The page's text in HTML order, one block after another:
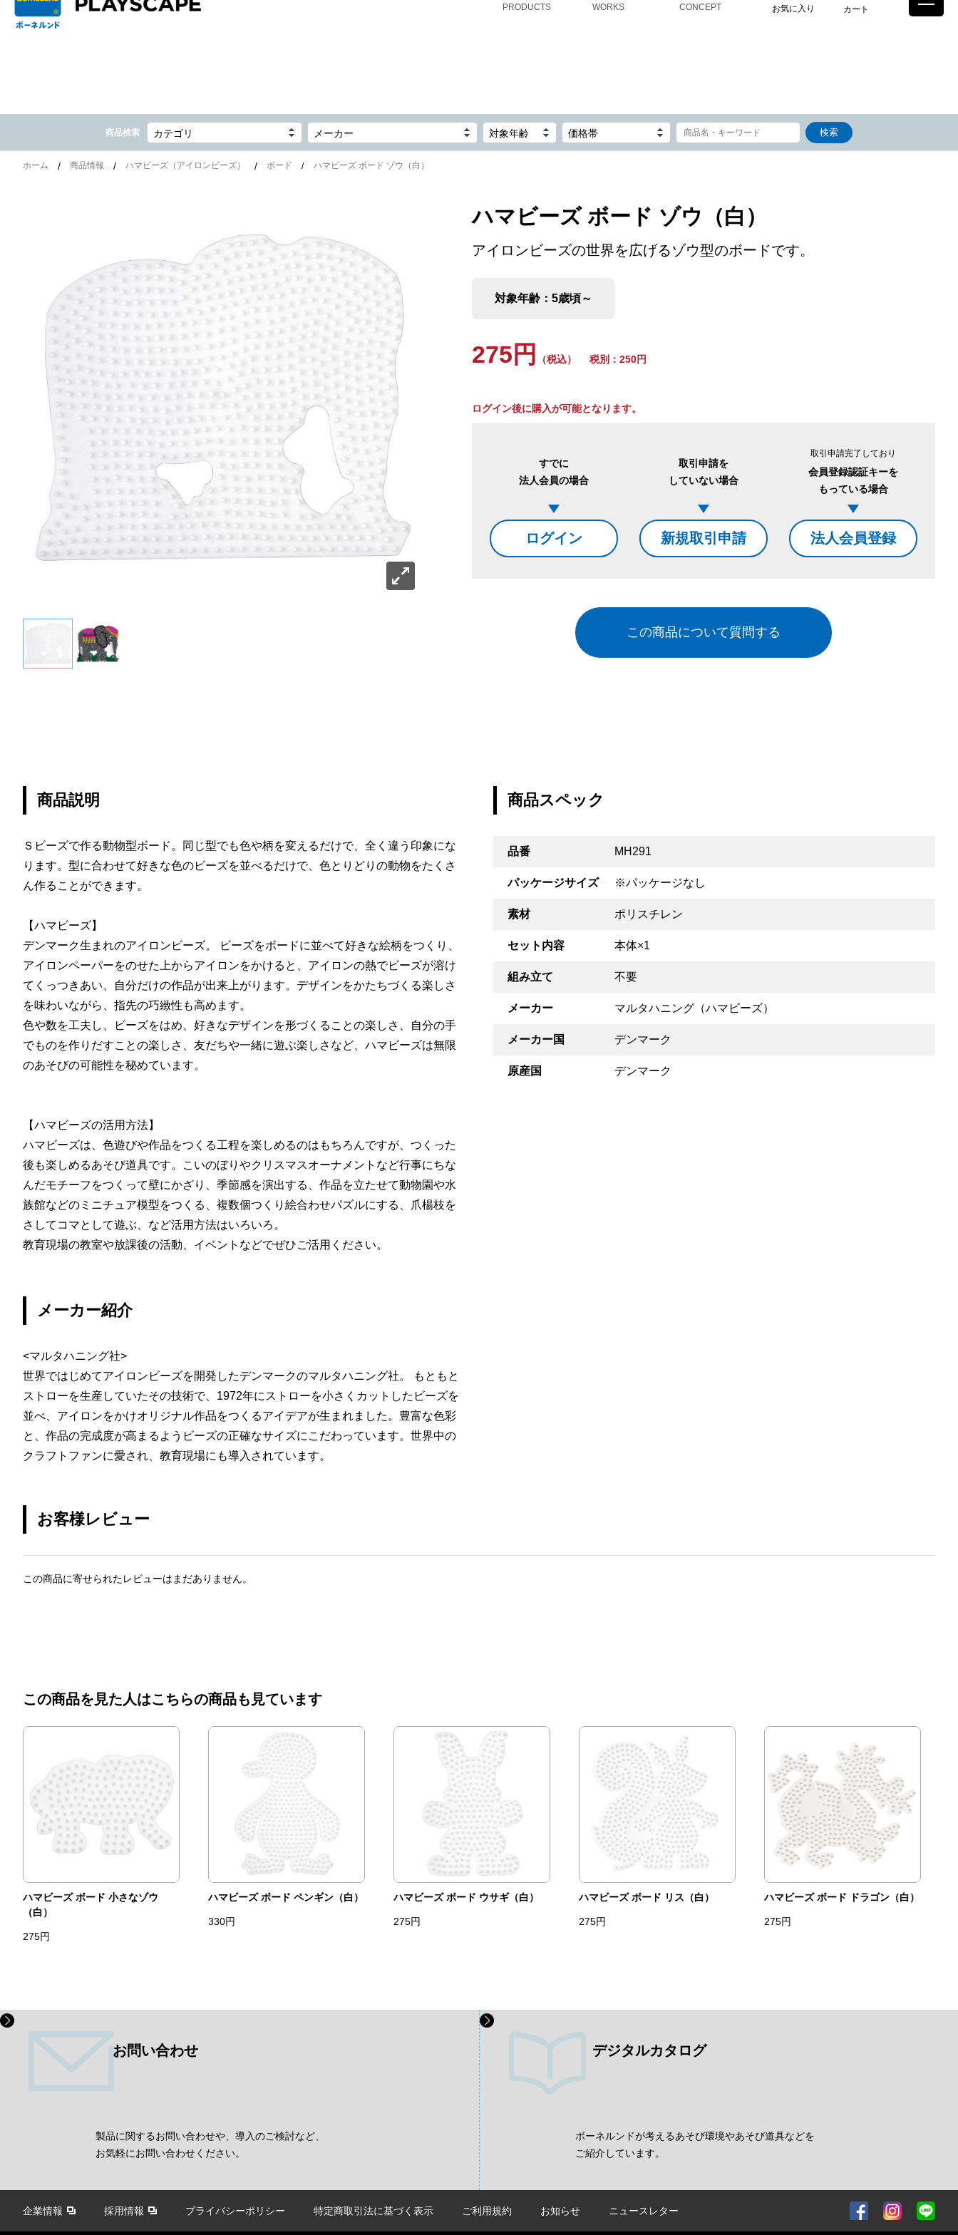
PRODUCTS WORKS CONCEPT お気に入り カート
商品検索 カテゴリ メーカー 対象年齢 価格帯
ホーム 商品情報 ハマビーズ（アイロンビーズ） ボード ハマビーズ ボード ゾウ（白）
ハマビーズ ボード ゾウ（白）
アイロンビーズの世界を広げるゾウ型のボードです。
対象年齢：5歳頃～
275円 （税込） 税別：250円
ログイン後に購入が可能となります。
すでに
法人会員の場合
ログイン
取引申請を
していない場合
新規取引申請
取引申請完了しており
会員登録認証キーを
もっている場合
法人会員登録
この商品について質問する
商品説明
Ｓビーズで作る動物型ボード。同じ型でも色や柄を変えるだけで、全く違う印象にな
ります。型に合わせて好きな色のビーズを並べるだけで、色とりどりの動物をたくさ
ん作ることができます。
【ハマビーズ】
デンマーク生まれのアイロンビーズ。 ビーズをボードに並べて好きな絵柄をつくり、
アイロンペーパーをのせた上からアイロンをかけると、アイロンの熱でビーズが溶け
てくっつきあい、自分だけの作品が出来上がります。デザインをかたちづくる楽しさ
を味わいながら、指先の巧緻性も高めます。
色や数を工夫し、ビーズをはめ、好きなデザインを形づくることの楽しさ、自分の手
でものを作りだすことの楽しさ、友だちや一緒に遊ぶ楽しさなど、ハマビーズは無限
のあそびの可能性を秘めています。
【ハマビーズの活用方法】
ハマビーズは、色遊びや作品をつくる工程を楽しめるのはもちろんですが、つくった
後も楽しめるあそび道具です。こいのぼりやクリスマスオーナメントなど行事にちな
んだモチーフをつくって壁にかざり、季節感を演出する、作品を立たせて動物園や水
族館などのミニチュア模型をつくる、複数個つくり絵合わせパズルにする、爪楊枝を
さしてコマとして遊ぶ、など活用方法はいろいろ。
教育現場の教室や放課後の活動、イベントなどでぜひご活用ください。
メーカー紹介
<マルタハニング社>
世界ではじめてアイロンビーズを開発したデンマークのマルタハニング社。 もともと
ストローを生産していたその技術で、1972年にストローを小さくカットしたビーズを
並べ、アイロンをかけオリジナル作品をつくるアイデアが生まれました。豊富な色彩
と、作品の完成度が高まるようビーズの正確なサイズにこだわっています。世界中の
クラフトファンに愛され、教育現場にも導入されています。
商品スペック
品番 MH291
パッケージサイズ ※パッケージなし
素材 ポリスチレン
セット内容 本体×1
組み立て 不要
メーカー マルタハニング（ハマビーズ）
メーカー国 デンマーク
原産国 デンマーク
お客様レビュー
この商品に寄せられたレビューはまだありません。
この商品を見た人はこちらの商品も見ています
ハマビーズ ボード 小さなゾウ
（白）
275円
ハマビーズ ボード ペンギン（白）
330円
ハマビーズ ボード ウサギ（白）
275円
ハマビーズ ボード リス（白）
275円
ハマビーズ ボード ドラゴン（白）
275円
お問い合わせ
製品に関するお問い合わせや、導入のご検討など、
お気軽にお問い合わせください。
デジタルカタログ
ボーネルンドが考えるあそび環境やあそび道具などを
ご紹介しています。
企業情報 採用情報 プライバシーポリシー 特定商取引法に基づく表示 ご利用規約 お知らせ ニュースレター